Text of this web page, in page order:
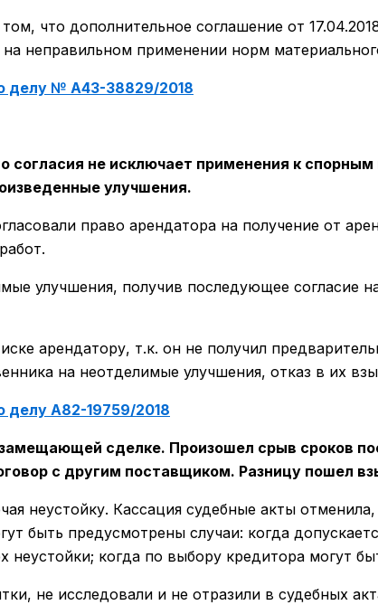
что дополнительное соглашение от
неправильном применении норм
делу № А43-38829/2018
согласия не исключает применения к
улучшения.
право арендатора на получение от
улучшения, получив последующее согласие
арендатору, т.к. он не получил
на неотделимые улучшения, отказ в их
делу А82-19759/2018
сделке. Произошел срыв сроков
с другим поставщиком. Разницу пошел
неустойку. Кассация судебные акты
быть предусмотрены случаи: когда
неустойки; когда по выбору кредитора могут
не исследовали и не отразили в судебных